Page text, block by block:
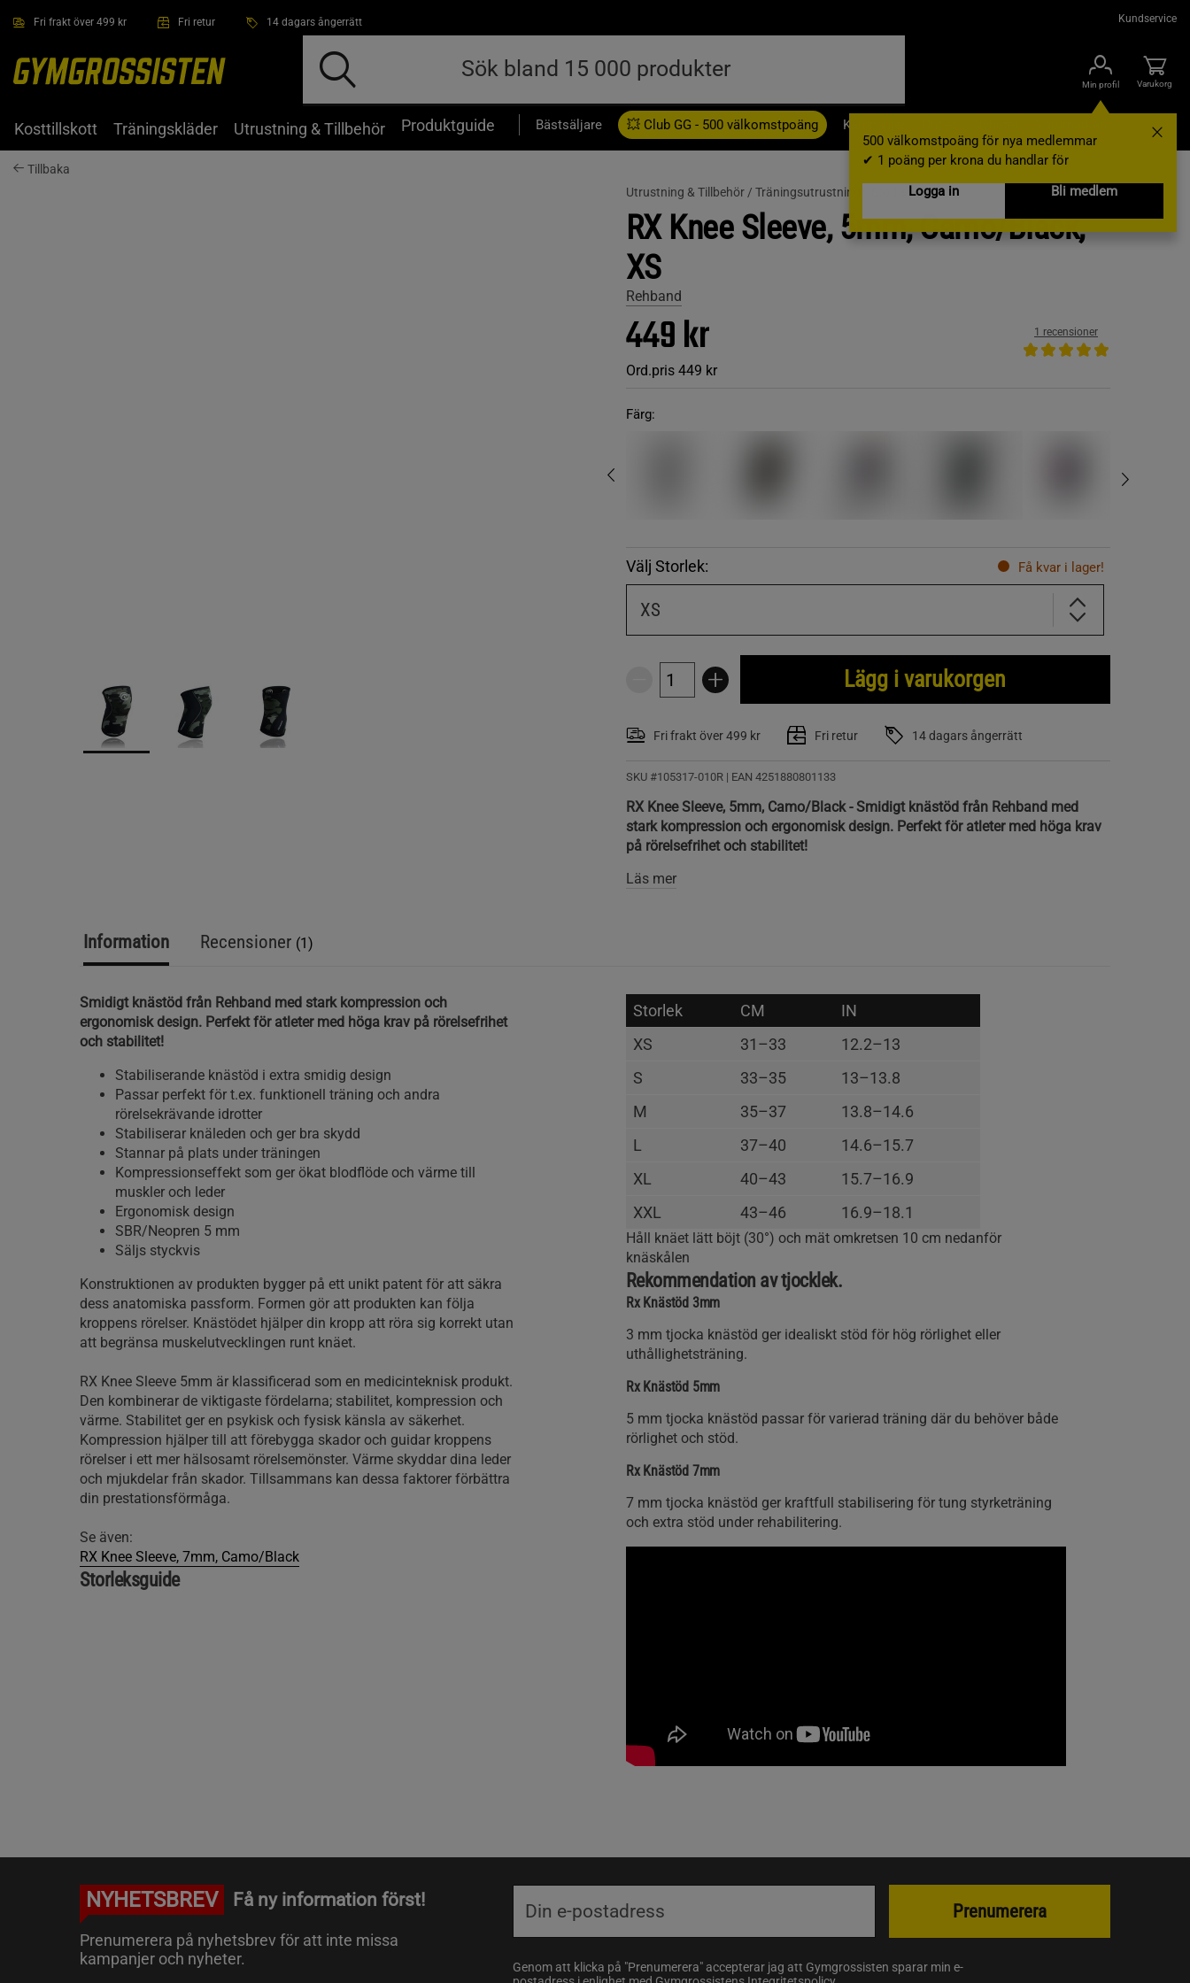
Fri frakt över 499 kr Fri retur 14 dagars ångerrätt Kundservice
Min profil
500 välkomstpoäng för nya medlemmar
✔ 1 poäng per krona du handlar för
Logga in
Bli medlem
Varukorg
Kosttillskott Träningskläder Utrustning & Tillbehör Produktguide Bästsäljare 💥 Club GG - 500 välkomstpoäng Kampanjer
Tillbaka
Utrustning & Tillbehör / Träningsutrustning / Stöd & Skydd
RX Knee Sleeve, 5mm, Camo/Black,
XS
Rehband
449 kr
Ord.pris 449 kr
1 recensioner
Färg:
Välj Storlek: Få kvar i lager!
XS
Lägg i varukorgen
Fri frakt över 499 kr Fri retur 14 dagars ångerrätt
SKU #105317-010R | EAN 4251880801133
RX Knee Sleeve, 5mm, Camo/Black - Smidigt knästöd från Rehband med
stark kompression och ergonomisk design. Perfekt för atleter med höga krav
på rörelsefrihet och stabilitet!
Läs mer
Information Recensioner (1)
Smidigt knästöd från Rehband med stark kompression och
ergonomisk design. Perfekt för atleter med höga krav på rörelsefrihet
och stabilitet!
Stabiliserande knästöd i extra smidig design
Passar perfekt för t.ex. funktionell träning och andra
rörelsekrävande idrotter
Stabiliserar knäleden och ger bra skydd
Stannar på plats under träningen
Kompressionseffekt som ger ökat blodflöde och värme till
muskler och leder
Ergonomisk design
SBR/Neopren 5 mm
Säljs styckvis
Konstruktionen av produkten bygger på ett unikt patent för att säkra
dess anatomiska passform. Formen gör att produkten kan följa
kroppens rörelser. Knästödet hjälper din kropp att röra sig korrekt utan
att begränsa muskelutvecklingen runt knäet.
RX Knee Sleeve 5mm är klassificerad som en medicinteknisk produkt.
Den kombinerar de viktigaste fördelarna; stabilitet, kompression och
värme. Stabilitet ger en psykisk och fysisk känsla av säkerhet.
Kompression hjälper till att förebygga skador och guidar kroppens
rörelser i ett mer hälsosamt rörelsemönster. Värme skyddar dina leder
och mjukdelar från skador. Tillsammans kan dessa faktorer förbättra
din prestationsförmåga.
Se även:
RX Knee Sleeve, 7mm, Camo/Black
Storleksguide
Storlek CM
IN
XS
31–33
12.2–13
S
33–35
13–13.8
M
35–37
13.8–14.6
L
37–40
14.6–15.7
XL
40–43
15.7–16.9
XXL
43–46 16.9–18.1
Håll knäet lätt böjt (30°) och mät omkretsen 10 cm nedanför
knäskålen
Rekommendation av tjocklek.
Rx Knästöd 3mm
3 mm tjocka knästöd ger idealiskt stöd för hög rörlighet eller
uthållighetsträning.
Rx Knästöd 5mm
5 mm tjocka knästöd passar för varierad träning där du behöver både
rörlighet och stöd.
Rx Knästöd 7mm
7 mm tjocka knästöd ger kraftfull stabilisering för tung styrketräning
och extra stöd under rehabilitering.
NYHETSBREV Få ny information först!
Prenumerera på nyhetsbrev för att inte missa
kampanjer och nyheter.
Genom att klicka på "Prenumerera" accepterar jag att Gymgrossisten sparar min e-
Prenumerera